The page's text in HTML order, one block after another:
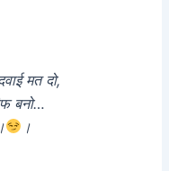
मत दो,
बनो…
।